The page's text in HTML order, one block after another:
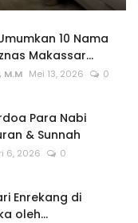
10 Nama
Makassar...
Mei 13, 2026 0
Para Nabi
& Sunnah
6, 2026 0
Enrekang di
oleh...